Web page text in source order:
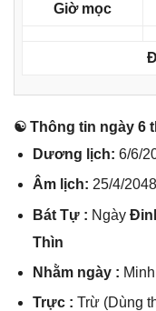
Giờ mọc
☯ Thônɡ tin ngày 6
Dươnɡ lịch: 6/6/
Âm lịch: 25/4/2048
Bát Tự : Ngày
Thìn
Nhằm ngày :
Trực : Trừ (Dùnɡ